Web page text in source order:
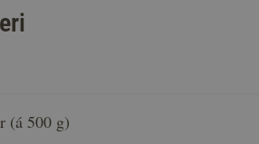
(á 500 g)